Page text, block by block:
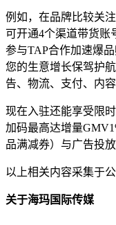
例如，在品牌比较关
可开通4个渠道带货账
参与TAP合作加速爆
您的生意增长保驾护
告、物流、支付、内
现在入驻还能享受限
加码最高达增量
品满减券）与广告投
以上相关内容采集于
关于海玛国际传媒